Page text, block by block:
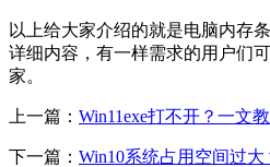
以上给大家介绍的就是电脑内存
详细内容，有一样需求的用户们
家。
上一篇： Win11exe打不开？一文
下一篇： Win10系统占用空间过